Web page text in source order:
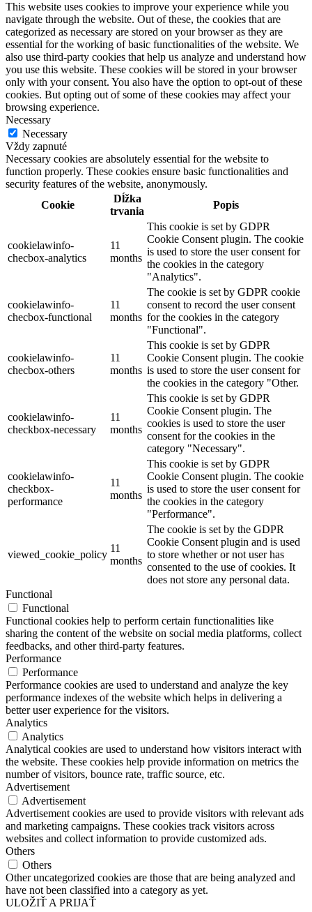
This website uses cookies to improve your experience while you
navigate through the website. Out of these, the cookies that are
categorized as necessary are stored on your browser as they are
essential for the working of basic functionalities of the website. We
also use third-party cookies that help us analyze and understand how
you use this website. These cookies will be stored in your browser
only with your consent. You also have the option to opt-out of these
cookies. But opting out of some of these cookies may affect your
browsing experience.
Necessary
Necessary
Vždy zapnuté
Necessary cookies are absolutely essential for the website to
function properly. These cookies ensure basic functionalities and
security features of the website, anonymously.
Cookie
Dĺžka
trvania
Popis
cookielawinfo-
checbox-analytics
11
months
This cookie is set by GDPR
Cookie Consent plugin. The cookie
is used to store the user consent for
the cookies in the category
"Analytics".
cookielawinfo-
checbox-functional
11
months
The cookie is set by GDPR cookie
consent to record the user consent
for the cookies in the category
"Functional".
cookielawinfo-
checbox-others
11
months
This cookie is set by GDPR
Cookie Consent plugin. The cookie
is used to store the user consent for
the cookies in the category "Other.
cookielawinfo-
checkbox-necessary
11
months
This cookie is set by GDPR
Cookie Consent plugin. The
cookies is used to store the user
consent for the cookies in the
category "Necessary".
cookielawinfo-
checkbox-
performance
11
months
This cookie is set by GDPR
Cookie Consent plugin. The cookie
is used to store the user consent for
the cookies in the category
"Performance".
viewed_cookie_policy
11
months
The cookie is set by the GDPR
Cookie Consent plugin and is used
to store whether or not user has
consented to the use of cookies. It
does not store any personal data.
Functional
Functional
Functional cookies help to perform certain functionalities like
sharing the content of the website on social media platforms, collect
feedbacks, and other third-party features.
Performance
Performance
Performance cookies are used to understand and analyze the key
performance indexes of the website which helps in delivering a
better user experience for the visitors.
Analytics
Analytics
Analytical cookies are used to understand how visitors interact with
the website. These cookies help provide information on metrics the
number of visitors, bounce rate, traffic source, etc.
Advertisement
Advertisement
Advertisement cookies are used to provide visitors with relevant ads
and marketing campaigns. These cookies track visitors across
websites and collect information to provide customized ads.
Others
Others
Other uncategorized cookies are those that are being analyzed and
have not been classified into a category as yet.
ULOŽIŤ A PRIJAŤ